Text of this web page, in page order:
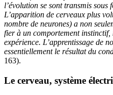
l’évolution se sont transmis sous
L’apparition de cerveaux plus
nombre de neurones) a non
fier à un comportement instinctif,
expérience. L’apprentissage de
essentiellement le résultat du
163).
Le cerveau, système